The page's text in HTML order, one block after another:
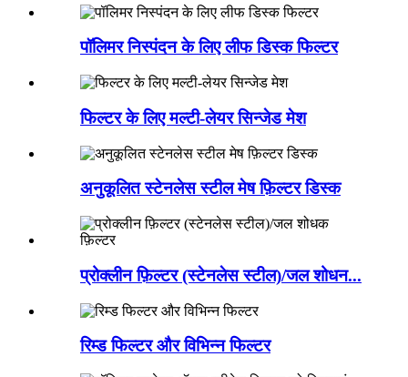
पॉलिमर निस्पंदन के लिए लीफ डिस्क फिल्टर
फिल्टर के लिए मल्टी-लेयर सिन्जेड मेश
अनुकूलित स्टेनलेस स्टील मेष फ़िल्टर डिस्क
प्रोक्लीन फ़िल्टर (स्टेनलेस स्टील)/जल शोधन...
रिम्ड फिल्टर और विभिन्न फिल्टर